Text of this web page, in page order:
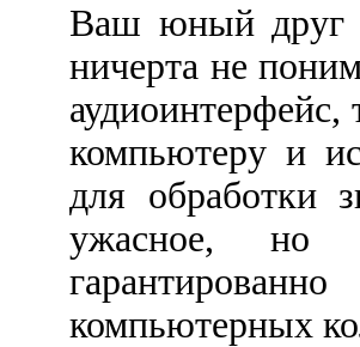
Ваш юный друг
ничерта не
аудиоинтерфейс,
компьютеру и
для обработки
ужасное, но
компьютерных